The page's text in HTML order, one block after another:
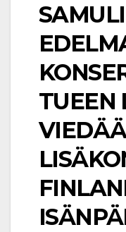
SAMULI
TUEEN